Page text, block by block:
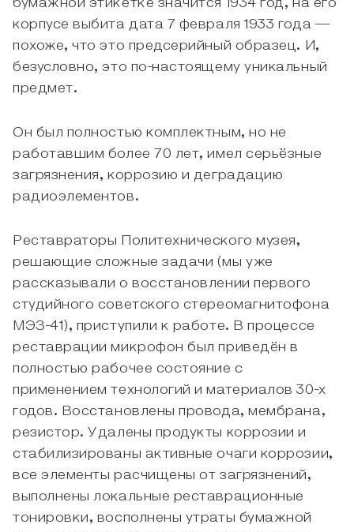
бумажной этикетке значится 1934 год, на его
корпусе выбита дата 7 февраля 1933 года —
похоже, что это предсерийный образец. И,
безусловно, это по-настоящему уникальный
предмет.
Он был полностью комплектным, но не
работавшим более 70 лет, имел серьёзные
загрязнения, коррозию и деградацию
радиоэлементов.
Реставраторы Политехнического музея,
решающие сложные задачи (мы уже
рассказывали о восстановлении первого
студийного советского стереомагнитофона
МЭЗ-41), приступили к работе. В процессе
реставрации микрофон был приведён в
полностью рабочее состояние с
применением технологий и материалов 30-х
годов. Восстановлены провода, мембрана,
резистор. Удалены продукты коррозии и
стабилизированы активные очаги коррозии,
все элементы расчищены от загрязнений,
выполнены локальные реставрационные
тонировки, восполнены утраты бумажной